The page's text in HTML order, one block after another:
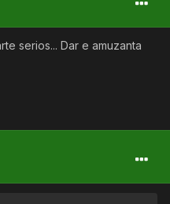
serios... Dar e amuzanta